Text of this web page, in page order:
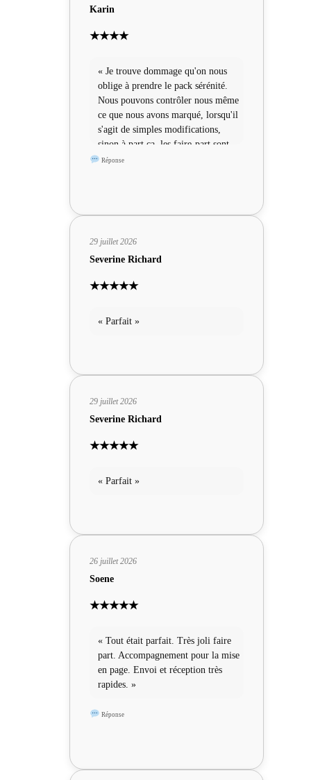
Karin
★★★★
« Je trouve dommage qu'on nous
oblige à prendre le pack sérénité.
Nous pouvons contrôler nous même
ce que nous avons marqué, lorsqu'il
s'agit de simples modifications,
sinon à part ça, les faire-part sont
sympas »
Réponse
29 juillet 2026
Severine Richard
★★★★★
« Parfait »
29 juillet 2026
Severine Richard
★★★★★
« Parfait »
26 juillet 2026
Soene
★★★★★
« Tout était parfait. Très joli faire
part. Accompagnement pour la mise
en page. Envoi et réception très
rapides. »
Réponse